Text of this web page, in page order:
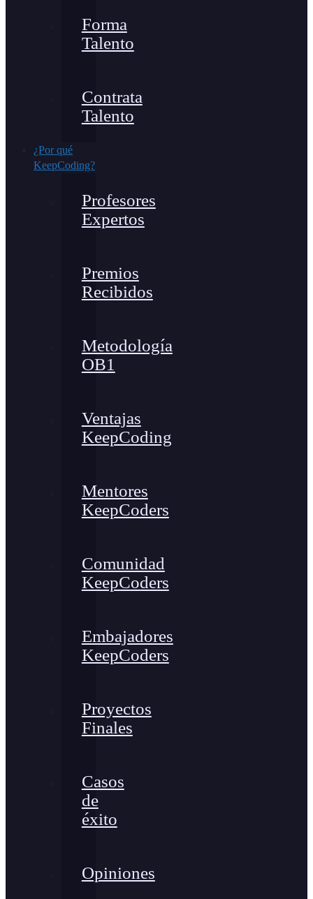
Forma
Talento
Contrata
Talento
¿Por qué
KeepCoding?
Profesores
Expertos
Premios
Recibidos
Metodología
OB1
Ventajas
KeepCoding
Mentores
KeepCoders
Comunidad
KeepCoders
Embajadores
KeepCoders
Proyectos
Finales
Casos
de
éxito
Opiniones